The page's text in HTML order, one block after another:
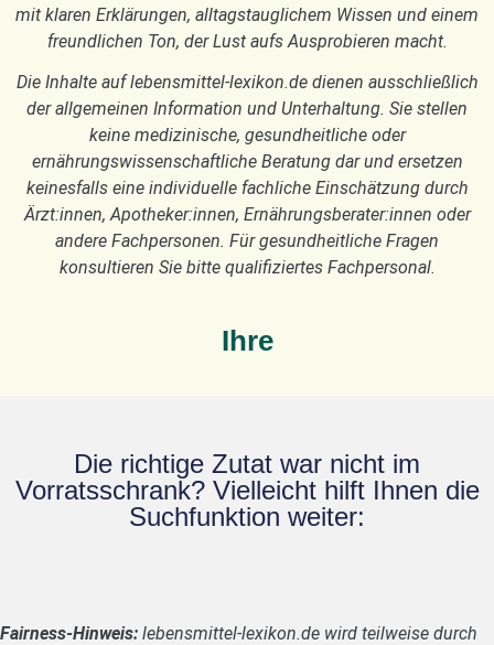
mit klaren Erklärungen, alltagstauglichem Wissen und einem
freundlichen Ton, der Lust aufs Ausprobieren macht.
Die Inhalte auf lebensmittel-lexikon.de dienen ausschließlich
der allgemeinen Information und Unterhaltung. Sie stellen
keine medizinische, gesundheitliche oder
ernährungswissenschaftliche Beratung dar und ersetzen
keinesfalls eine individuelle fachliche Einschätzung durch
Ärzt:innen, Apotheker:innen, Ernährungsberater:innen oder
andere Fachpersonen. Für gesundheitliche Fragen
konsultieren Sie bitte qualifiziertes Fachpersonal.
Ihre
Die richtige Zutat war nicht im
Vorratsschrank? Vielleicht hilft Ihnen die
Suchfunktion weiter:
Fairness-Hinweis: lebensmittel-lexikon.de wird teilweise durch